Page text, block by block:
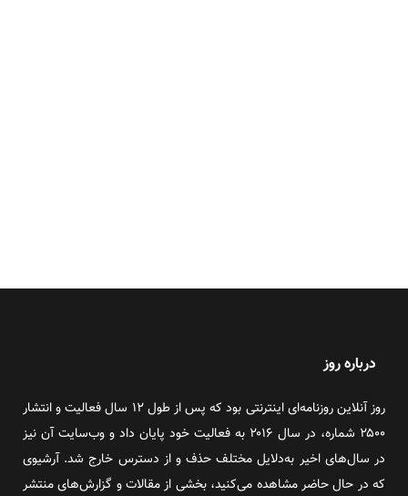
درباره روز
روز آنلاین روزنامه‌ای اینترنتی بود که پس از طول ۱۲ سال فعالیت و انتشار
۲۵۰۰ شماره، در سال ۲۰۱۶ به فعالیت خود پایان داد و وب‌سایت آن نیز
در سال‌های اخیر به‌دلایل مختلف حذف و از دسترس خارج شد. آرشیوی
که در حال حاضر مشاهده می‌کنید، بخشی از مقالات و گزارش‌های منتشر